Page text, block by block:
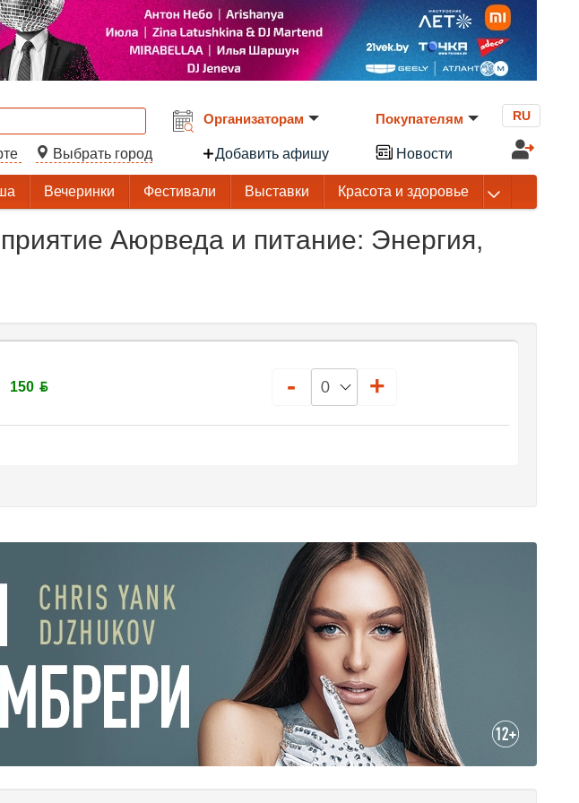
Выбрать город
Организаторам
Добавить афишу
Покупателям
Новости
RU
Вечеринки Фестивали Выставки Красота и здоровье
Аюрведа и питание: Энергия,
150 ƃ - +